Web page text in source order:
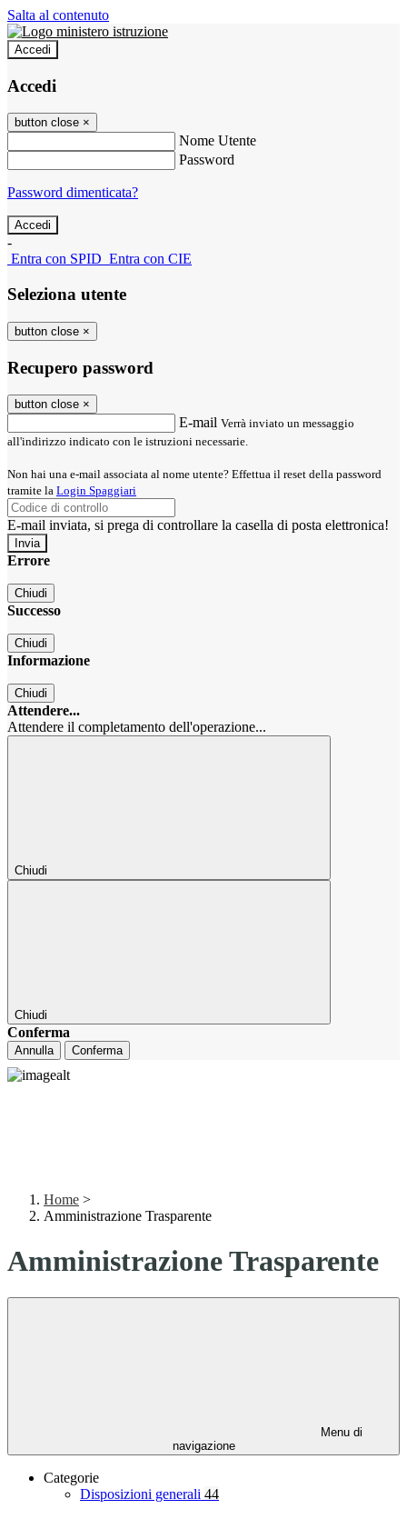
Salta al contenuto
Accedi
Accedi
button close ×
Nome Utente
Password
Password dimenticata?
-
Entra con SPID Entra con CIE
Seleziona utente
button close ×
Recupero password
button close ×
E-mail Verrà inviato un messaggio
all'indirizzo indicato con le istruzioni necessarie.
Non hai una e-mail associata al nome utente? Effettua il reset della password
tramite la Login Spaggiari
E-mail inviata, si prega di controllare la casella di posta elettronica!
Errore
Chiudi
Successo
Chiudi
Informazione
Chiudi
Attendere...
Attendere il completamento dell'operazione...
Chiudi
Chiudi
Conferma
Annulla Conferma
Home >
Amministrazione Trasparente
Amministrazione Trasparente
Menu di
navigazione
Categorie
Disposizioni generali 44